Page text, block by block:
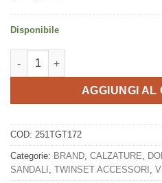
Disponibile
SANDALI TWINSET quantità
AGGIUNGI AL
COD: 251TGT172
Categorie: BRAND, CALZATURE,
SANDALI , TWINSET ACCESSORI ,